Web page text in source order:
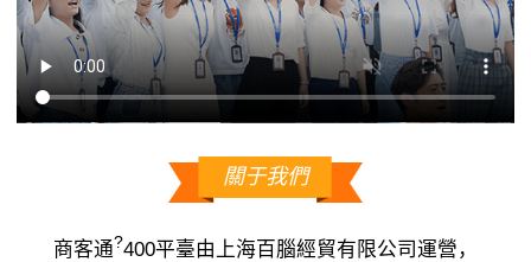
關于我們
商客通?400平臺由上海百腦經貿有限公司運營，